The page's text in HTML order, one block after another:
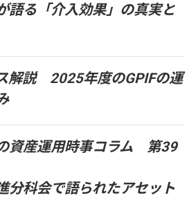
語る「介入効果」の真実と
解説 2025年度のGPIFの運
資産運用時事コラム 第39
分科会で語られたアセット